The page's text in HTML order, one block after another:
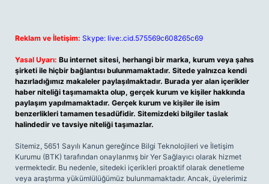
Reklam ve İletişim: Skype: live:.cid.575569c608265c69
Yasal Uyarı: Bu internet sitesi, herhangi bir marka, kurum veya şahıs
şirketi ile hiçbir bağlantısı bulunmamaktadır. Sitede yalnızca kendi
hazırladığımız makaleler paylaşılmaktadır. Burada yer alan içerikler
haber niteliği taşımamakta olup, gerçek kurum ve kişiler hakkında
paylaşım yapılmamaktadır. Gerçek kurum ve kişiler ile isim
benzerlikleri tamamen tesadüfidir. Sitemizdeki bilgiler taslak
halindedir ve tavsiye niteliği taşımazlar.
Sitemiz, 5651 Sayılı Kanun gereğince Bilgi Teknolojileri ve İletişim
Kurumu (BTK) tarafından onaylanmış bir Yer Sağlayıcı olarak hizmet
vermektedir. Bu nedenle, sitedeki içerikleri proaktif olarak denetleme
veya araştırma yükümlülüğümüz bulunmamaktadır. Ancak, üyelerimiz